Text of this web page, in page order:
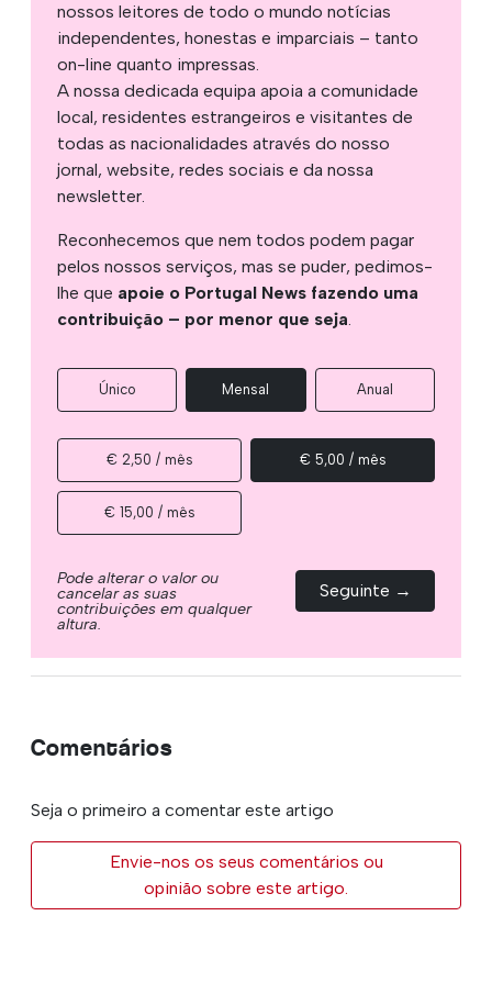
nossos leitores de todo o mundo notícias
independentes, honestas e imparciais – tanto
on-line quanto impressas.
A nossa dedicada equipa apoia a comunidade
local, residentes estrangeiros e visitantes de
todas as nacionalidades através do nosso
jornal, website, redes sociais e da nossa
newsletter.
Reconhecemos que nem todos podem pagar
pelos nossos serviços, mas se puder, pedimos-
lhe que apoie o Portugal News fazendo uma
contribuição – por menor que seja.
Único Mensal Anual
€ 2,50 / mês € 5,00 / mês
€ 15,00 / mês
Pode alterar o valor ou
cancelar as suas
contribuições em qualquer
altura.
Seguinte →
Comentários
Seja o primeiro a comentar este artigo
Envie-nos os seus comentários ou
opinião sobre este artigo.